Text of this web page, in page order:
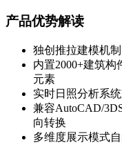
产品优势解读
独创推拉建模机
内置2000+建筑
元素
实时日照分析系
兼容AutoCAD/
向转换
多维度展示模式